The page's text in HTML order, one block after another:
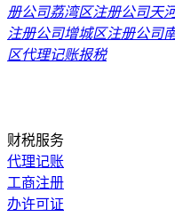
册公司荔湾区注册公司天
注册公司增城区注册公司
区代理记账报税
财税服务
代理记账
工商注册
办许可证